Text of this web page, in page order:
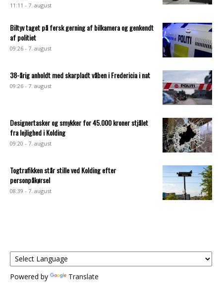
11:11 - 7. august
Biltyv taget på fersk gerning af bilkamera og genkendt
af politiet
09:26 - 7. august
38-årig anholdt med skarpladt våben i Fredericia i nat
09:26 - 7. august
Designertasker og smykker for 45.000 kroner stjålet
fra lejlighed i Kolding
09:20 - 7. august
Togtrafikken står stille ved Kolding efter
personpåkørsel
08:39 - 7. august
Powered by Translate